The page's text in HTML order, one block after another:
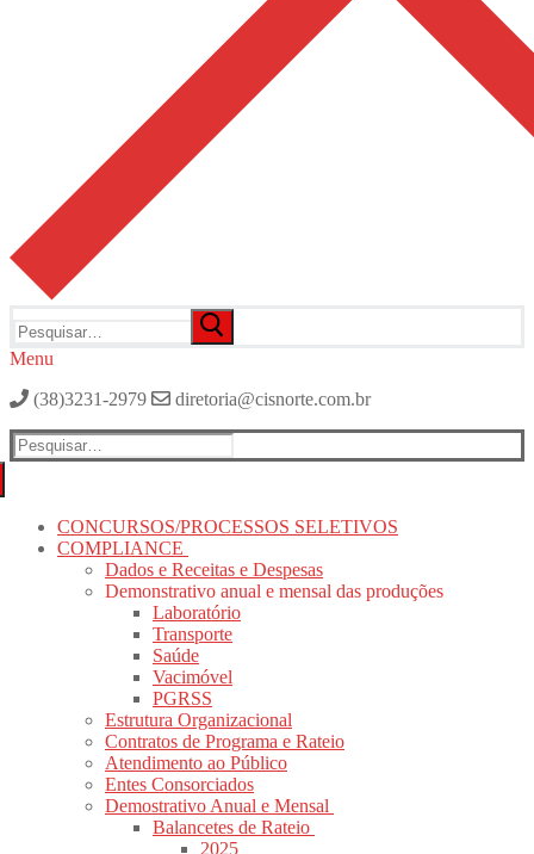
por:
Menu
(38)3231-2979
diretoria@cisnorte.com.br
Pesquisar
por:
CONCURSOS/PROCESSOS SELETIVOS
COMPLIANCE
Dados e Receitas e Despesas
Demonstrativo anual e mensal das produções
Laboratório
Transporte
Saúde
Vacimóvel
PGRSS
Estrutura Organizacional
Contratos de Programa e Rateio
Atendimento ao Público
Entes Consorciados
Demostrativo Anual e Mensal
Balancetes de Rateio
2025